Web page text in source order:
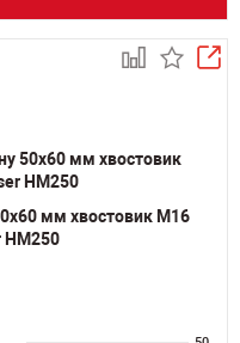
мм хвостовик M16
HM250